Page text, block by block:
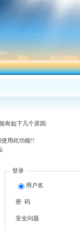
有如下几个原因:
用此功能!!
登录
用户名
密 码
安全问题